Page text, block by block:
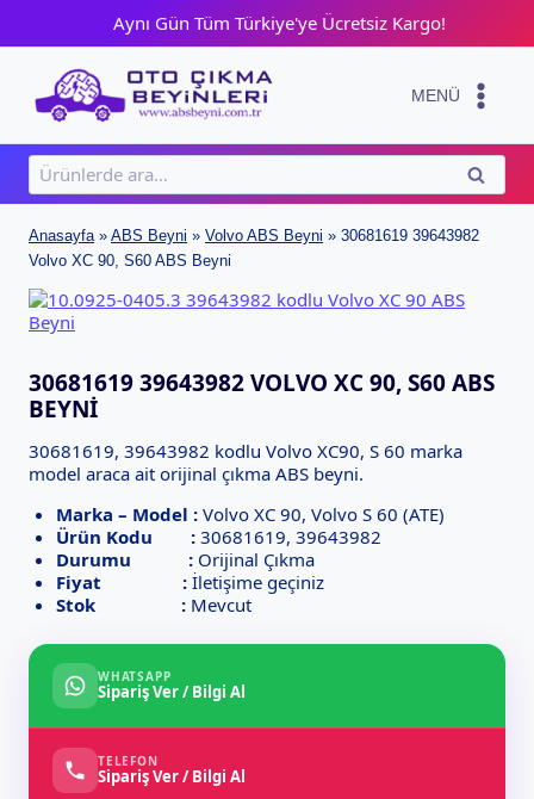
content
Aynı Gün Tüm Türkiye'ye Ücretsiz Kargo!
MENÜ
Ara:
ARA
Anasayfa» ABS Beyni » Volvo ABS Beyni » 30681619 39643982
Volvo XC 90, S60 ABS Beyni
30681619 39643982 VOLVO XC 90, S60 ABS
BEYNI
30681619, 39643982 kodlu Volvo XC90, S 60 marka
model araca ait orijinal çıkma ABS beyni.
Marka – Model :Volvo XC 90, Volvo S 60 (ATE)
Ürün Kodu :30681619, 39643982
Durumu :Orijinal Çıkma
Fiyat :İletişime geçiniz
Stok :Mevcut
WHATSAPP
Sipariş Ver / Bilgi Al
TELEFON
Sipariş Ver / Bilgi Al